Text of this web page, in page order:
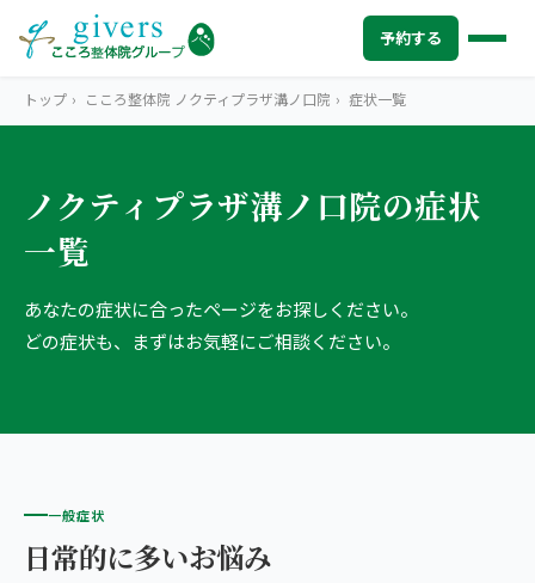
予約する
HOME トップ
SYMPTOMS
腰痛
膝痛・関節痛
MENU メニューから探す
AREA エリアから探す
札幌エリア（13院）
東北
トップ › こころ整体院 ノクティプラザ溝ノ口院 › 症状一覧
ノクティプラザ溝ノ口院の症状
一覧
あなたの症状に合ったページをお探しください。
どの症状も、まずはお気軽にご相談ください。
一般症状
日常的に多いお悩み